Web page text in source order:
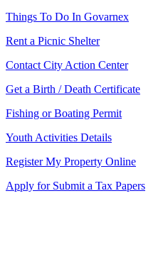
Things To Do In Govarnex
Rent a Picnic Shelter
Contact City Action Center
Get a Birth / Death Certificate
Fishing or Boating Permit
Youth Activities Details
Register My Property Online
Apply for Submit a Tax Papers